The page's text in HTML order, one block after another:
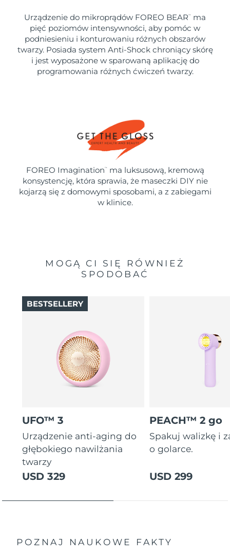
Urządzenie do mikroprądów FOREO BEAR ™
ma
pięć poziomów intensywności, aby pomóc w
podniesieniu i konturowaniu różnych obszarów
twarzy. Posiada system Anti-Shock chroniący skórę
i jest wyposażone w sparowaną aplikację do
programowania różnych ćwiczeń twarzy.
FOREO Imagination ™
ma luksusową, kremową
konsystencję, która sprawia, że maseczki DIY nie
kojarzą się z domowymi sposobami, a z zabiegami
w klinice.
MOGĄ CI SIĘ RÓWNIEŻ
SPODOBAĆ
UFO™ 3
Urządzenie anti-aging do
głębokiego nawilżania
twarzy
USD 329
BESTSELLERY
PEACH™ 2 go
Spakuj walizkę i
o golarce.
USD 299
POZNAJ NAUKOWE FAKTY